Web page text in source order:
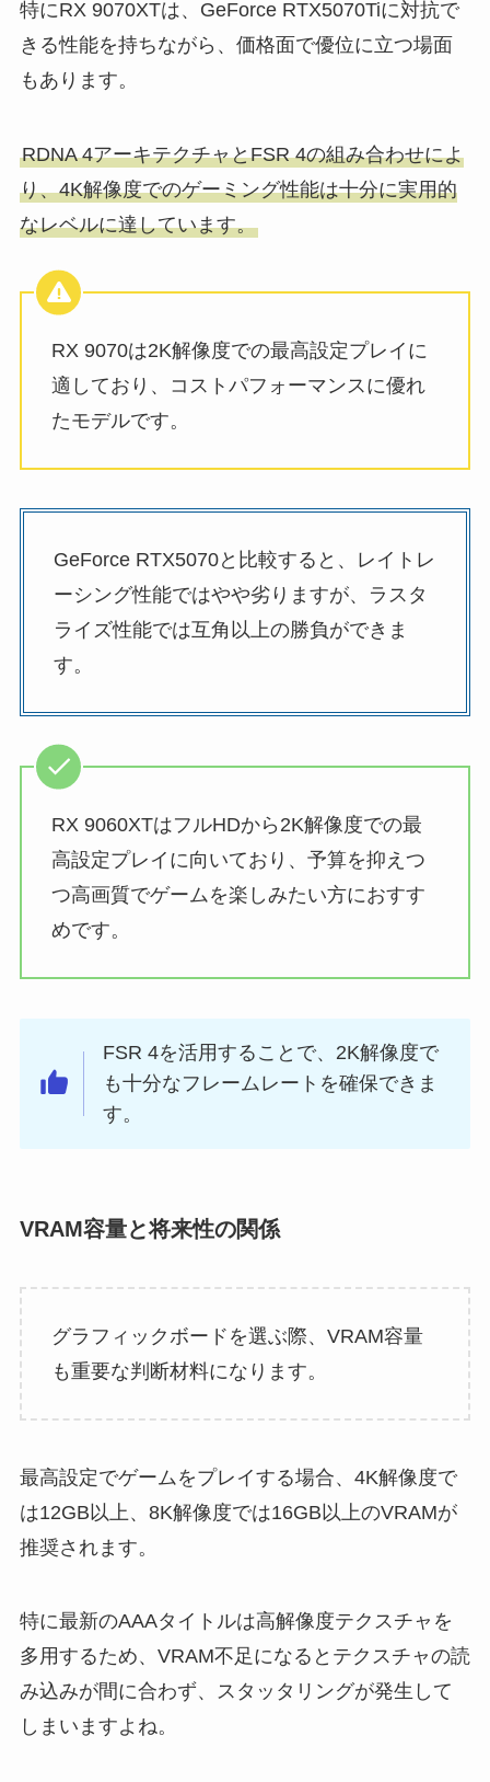
特にRX 9070XTは、GeForce RTX5070Tiに対抗で
きる性能を持ちながら、価格面で優位に立つ場面
もあります。
RDNA 4アーキテクチャとFSR 4の組み合わせによ
り、4K解像度でのゲーミング性能は十分に実用的
なレベルに達しています。
RX 9070は2K解像度での最高設定プレイに
適しており、コストパフォーマンスに優れ
たモデルです。
GeForce RTX5070と比較すると、レイトレ
ーシング性能ではやや劣りますが、ラスタ
ライズ性能では互角以上の勝負ができま
す。
RX 9060XTはフルHDから2K解像度での最
高設定プレイに向いており、予算を抑えつ
つ高画質でゲームを楽しみたい方におすす
めです。
FSR 4を活用することで、2K解像度で
も十分なフレームレートを確保できま
す。
VRAM容量と将来性の関係
グラフィックボードを選ぶ際、VRAM容量
も重要な判断材料になります。
最高設定でゲームをプレイする場合、4K解像度で
は12GB以上、8K解像度では16GB以上のVRAMが
推奨されます。
特に最新のAAAタイトルは高解像度テクスチャを
多用するため、VRAM不足になるとテクスチャの読
み込みが間に合わず、スタッタリングが発生して
しまいますよね。